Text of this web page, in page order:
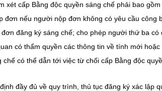
xét cấp Bằng độc quyền sáng chế phải bao
nếu người nộp đơn không có yêu cầu công
đăng ký sáng chế; cho phép người thứ ba có
có thẩm quyền các thông tin về tính mới
có thể dẫn tới việc từ chối cấp Bằng độc
đầy đủ về quy trình, thủ tục đăng ký xác lập